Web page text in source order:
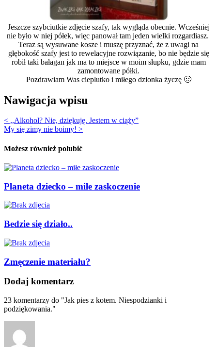
Jeszcze szybciutkie zdjęcie szafy, tak wygląda obecnie. Wcześniej
nie było w niej półek, więc panował tam jeden wielki rozgardiasz.
Teraz są wysuwane kosze i muszę przyznać, że z uwagi na
głębokość szafy jest to rewelacyjne rozwiązanie, bo nie będzie się
robił taki bałagan jak ma to miejsce w moim słupku, gdzie mam
zamontowane półki.
Pozdrawiam Was cieplutko i miłego dzionka życzę 🙂
Nawigacja wpisu
< ,,Alkohol? Nie, dziękuję. Jestem w ciąży”
My się zimy nie boimy! >
Możesz również polubić
Planeta dziecko – miłe zaskoczenie
Bedzie się działo..
Zmęczenie materiału?
Dodaj komentarz
23 komentarzy do "Jak pies z kotem. Niespodzianki i
podziękowania."